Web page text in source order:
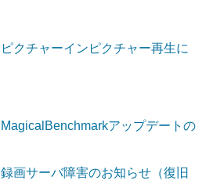
ピクチャーインピクチャー再生に
MagicalBenchmarkアップデートの
録画サーバ障害のお知らせ（復旧